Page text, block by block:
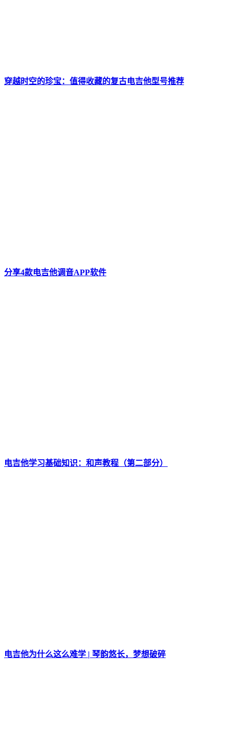
穿越时空的珍宝：值得收藏的复古电吉他型号推荐
分享4款电吉他调音APP软件
电吉他学习基础知识：和声教程（第二部分）
电吉他为什么这么难学 | 琴韵悠长，梦想破碎